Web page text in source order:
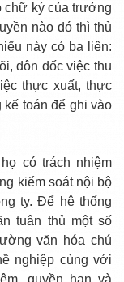
chữ ký của trưởng
nào đó thì thủ
này có ba liên:
đôn đốc việc thu
thực xuất, thực
toán để ghi vào
có trách nhiệm
kiểm soát nội bộ
ty. Để hệ thống
tuân thủ một số
văn hóa chú
nghiệp cùng với